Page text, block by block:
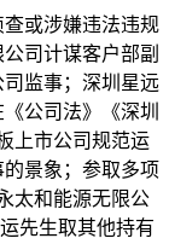
或涉嫌违法违规
司计谋客户部副
监事；深圳星远
公司法》《深圳
上市公司规范运
景象；参取多项
太和能源无限公
先生取其他持有